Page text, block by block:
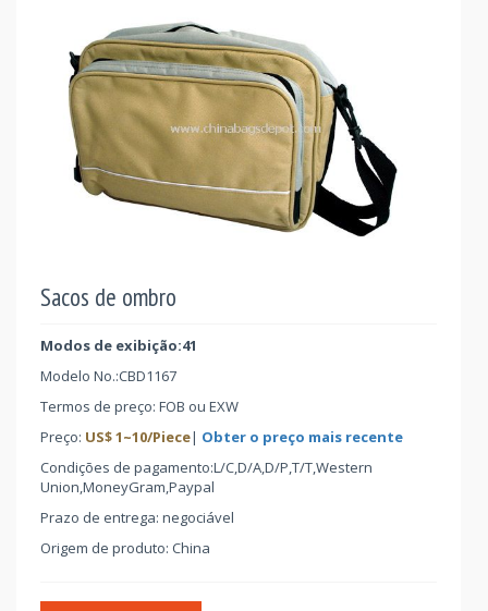
Sacos de ombro
Modos de exibição:41
Modelo No.:CBD1167
Termos de preço: FOB ou EXW
Preço: US$1~10/Piece| Obter o preço mais recente
Condições de pagamento:L/C,D/A,D/P,T/T,Western
Union,MoneyGram,Paypal
Prazo de entrega: negociável
Origem de produto: China